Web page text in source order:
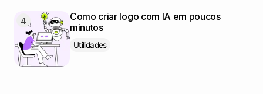
Como criar logo com IA em poucos
minutos
Utilidades